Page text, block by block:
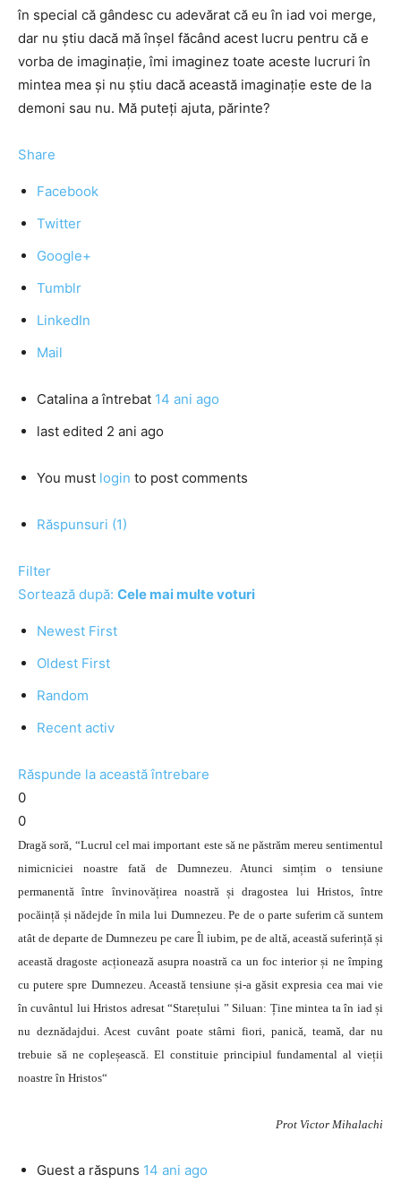
în special că gândesc cu adevărat că eu în iad voi merge,
dar nu ştiu dacă mă înşel făcând acest lucru pentru că e
vorba de imaginaţie, îmi imaginez toate aceste lucruri în
mintea mea şi nu ştiu dacă această imaginaţie este de la
demoni sau nu. Mă puteţi ajuta, părinte?
Share
Facebook
Twitter
Google+
Tumblr
LinkedIn
Mail
Catalina a întrebat 14 ani ago
last edited 2 ani ago
You must login to post comments
Răspunsuri (1)
Filter
Sortează după: Cele mai multe voturi
Newest First
Oldest First
Random
Recent activ
Răspunde la această întrebare
0
0
Dragă soră, “Lucrul cel mai important este să ne păstrăm mereu sentimentul
nimicniciei noastre fată de Dumnezeu. Atunci simțim o tensiune
permanentă între învinovățirea noastră și dragostea lui Hristos, între
pocăință și nădejde în mila lui Dumnezeu. Pe de o parte suferim că suntem
atât de departe de Dumnezeu pe care Îl iubim, pe de altă, această suferință și
această dragoste acționează asupra noastră ca un foc interior și ne împing
cu putere spre Dumnezeu. Această tensiune și-a găsit expresia cea mai vie
în cuvântul lui Hristos adresat “Starețului ” Siluan: Ține mintea ta în iad și
nu deznădajdui. Acest cuvânt poate stârni fiori, panică, teamă, dar nu
trebuie să ne copleșească. El constituie principiul fundamental al vieții
noastre în Hristos“
Prot Victor Mihalachi
Guest a răspuns 14 ani ago